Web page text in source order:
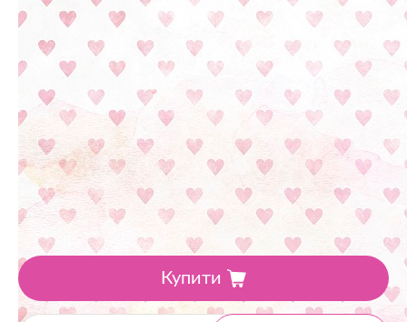
Розовый • Колекція: Dear Baby Girl
12.9₴
Купити